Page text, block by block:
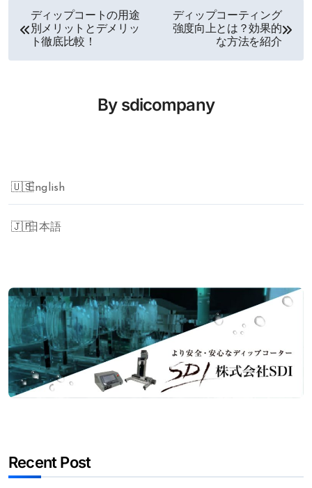
投
稿
ー
シ
ン
ディップコートの用途
別メリットとデメリッ
ト徹底比較！
ディップコーティング
強度向上とは？効果的
な方法を紹介
By sdicompany
English
日本語
Recent Post